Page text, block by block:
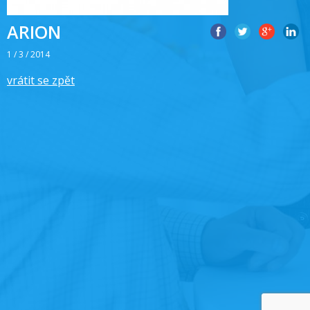
ARION
1 / 3 / 2014
vrátit se zpět